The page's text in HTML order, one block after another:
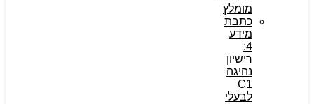
מומלץ
כתבת
מידע
4:
רישיון
נהיגה
C1
לבעלי